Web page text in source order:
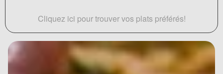
Cliquez ici pour trouver vos plats préférés!